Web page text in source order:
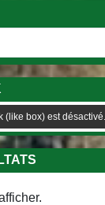
(like box) est désactivé.